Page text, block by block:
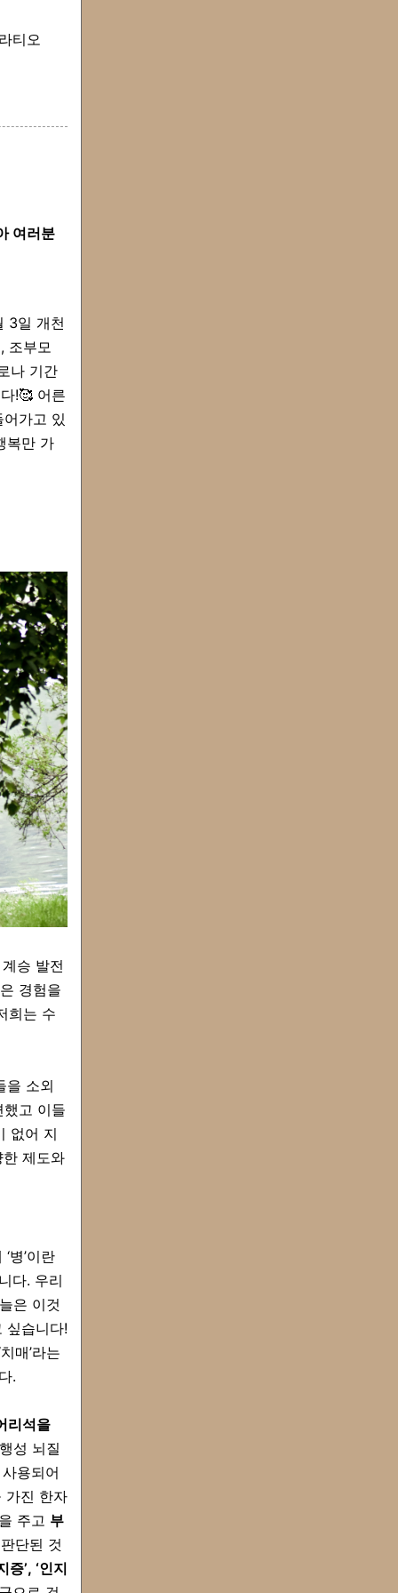
티오
여러분
3일 개천
조부모
나 기간
!🥰 어른
가고 있
복만 가
승 발전
경험을
희는 수
을 소외
고 이들
없어 지
제도와
병’이란
다. 우리
은 이것
싶습니다!
매’라는
.
리석을
성 뇌질
용되어
가진 한자
주고 부
단된 것
증’, ‘인지